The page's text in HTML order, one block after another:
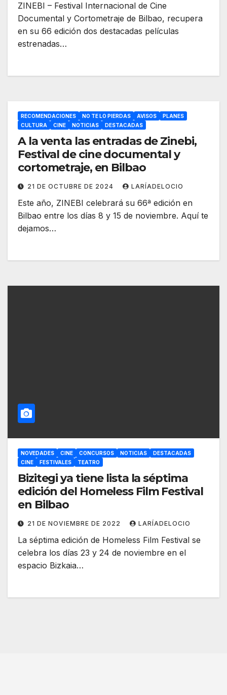
ZINEBI – Festival Internacional de Cine
Documental y Cortometraje de Bilbao, recupera
en su 66 edición dos destacadas películas
estrenadas…
RECOMENDACIONES NO TE LO PIERDAS AVISOS
PLANES
CULTURA
CINE NOTICIAS DESTACADAS
A la venta las entradas de Zinebi,
Festival de cine documental y
cortometraje, en Bilbao
21 DE OCTUBRE DE 2024 LARÍADELOCIO
Este año, ZINEBI celebrará su 66ª edición en
Bilbao entre los días 8 y 15 de noviembre. Aquí te
dejamos…
NOVEDADES CINE CONCURSOS NOTICIAS
DESTACADAS
CINE
FESTIVALES TEATRO
Bizitegi ya tiene lista la séptima
edición del Homeless Film Festival
en Bilbao
21 DE NOVIEMBRE DE 2022 LARÍADELOCIO
La séptima edición de Homeless Film Festival se
celebra los días 23 y 24 de noviembre en el
espacio Bizkaia…